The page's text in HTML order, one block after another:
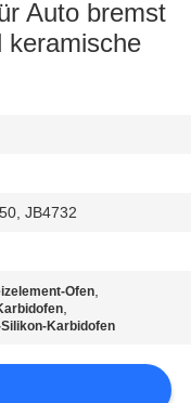
Auto bremst
keramische
JB4732
Ofen,
,
Karbidofen